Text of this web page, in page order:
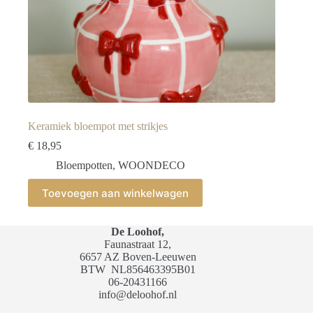
Keramiek bloempot met strikjes
€ 18,95
Bloempotten, WOONDECO
Toevoegen aan winkelwagen
De Loohof,
Faunastraat 12,
6657 AZ Boven-Leeuwen
BTW NL856463395B01
06-20431166
info@deloohof.nl